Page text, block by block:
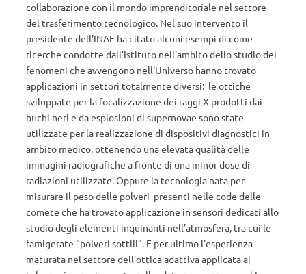
collaborazione con il mondo imprenditoriale nel settore
del trasferimento tecnologico. Nel suo intervento il
presidente dell’INAF ha citato alcuni esempi di come
ricerche condotte dall’Istituto nell’ambito dello studio dei
fenomeni che avvengono nell’Universo hanno trovato
applicazioni in settori totalmente diversi: le ottiche
sviluppate per la focalizzazione dei raggi X prodotti dai
buchi neri e da esplosioni di supernovae sono state
utilizzate per la realizzazione di dispositivi diagnostici in
ambito medico, ottenendo una elevata qualità delle
immagini radiografiche a fronte di una minor dose di
radiazioni utilizzate. Oppure la tecnologia nata per
misurare il peso delle polveri presenti nelle code delle
comete che ha trovato applicazione in sensori dedicati allo
studio degli elementi inquinanti nell’atmosfera, tra cui le
famigerate “polveri sottili”. E per ultimo l’esperienza
maturata nel settore dell’ottica adattiva applicata ai